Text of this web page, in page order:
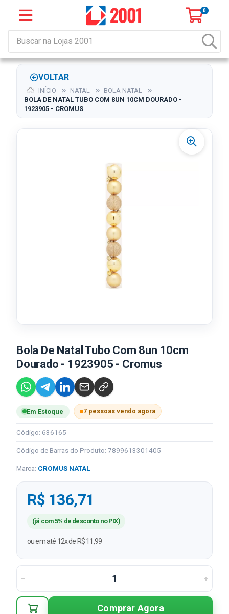
0
VOLTAR
INÍCIO NATAL
BOLA NATAL
BOLA DE NATAL TUBO COM 8UN 10CM DOURADO -
1923905 - CROMUS
Bola De Natal Tubo Com 8un 10cm
Dourado - 1923905 - Cromus
Em Estoque 7 pessoas vendo agora
Código: 636165
Código de Barras do Produto: 7899613301405
Marca: CROMUS NATAL
R$ 136,71
(já com 5% de desconto no PIX)
ou em até 12x de R$ 11,99
Comprar Agora